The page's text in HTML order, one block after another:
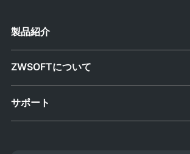
製品紹介
ZWSOFTについて
サポート